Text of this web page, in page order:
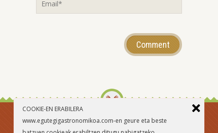
COOKIE-EN ERABILERA
www.egutegigastronomikoa.com-en geure eta beste